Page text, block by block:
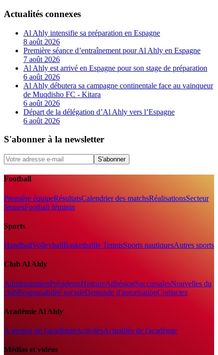
Actualités connexes
Al Ahly intensifie sa préparation en Espagne
8 août 2026
Première séance d’entraînement pour Al Ahly en Espagne
7 août 2026
Al Ahly est arrivé en Espagne pour son stage de préparation
6 août 2026
Al Ahly débutera sa campagne continentale face au vainqueur
de Muqdisho FC - Kitara
6 août 2026
Départ de la délégation d’Al Ahly vers l’Espagne
6 août 2026
S'abonner à la newsletter
S'abonner
Football
Première équipeRésultatsCalendrier des matchsRéalisationsSecteur
JeunesFootball féminin
Sports
HandballVolleyballBasketballle TennisSports nautiquesAutres sports
Club Al Ahly
AdministrationPrésidentsHistoireAdhésionSuccursalesNouvelles du
clubResponsabilité socialeDemande d'autorisationContactez
Académie Al Ahly
À propos de l'académieActivitésActualités de l'académie
Médias et vidéos